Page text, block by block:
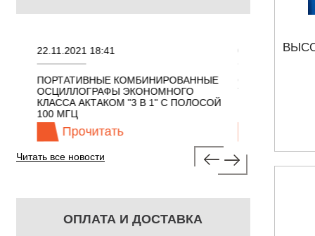
22.11.2021 18:41
ПОРТАТИВНЫЕ КОМБИНИРОВАННЫЕ
ОСЦИЛЛОГРАФЫ ЭКОНОМНОГО
КЛАССА АКТАКОМ "3 В 1" С ПОЛОСОЙ
100 МГЦ
Прочитать
02.08.2021 18:41
ОСЦИЛЛОГРАФЫ
Читать все новости
ОПЛАТА И ДОСТАВКА